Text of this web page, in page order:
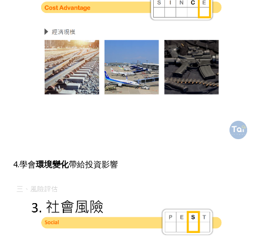
4.學會環境變化帶給投資影響